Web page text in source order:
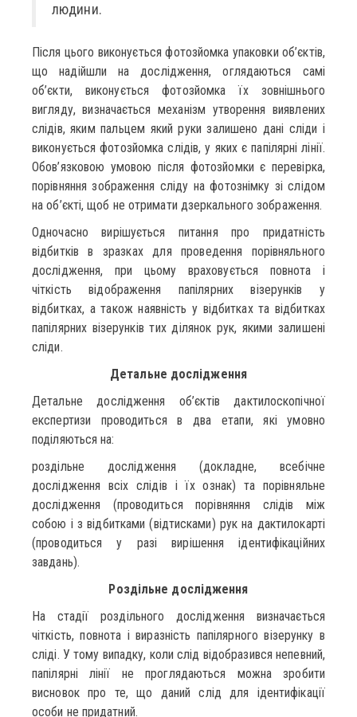
людини.
Після цього виконується фотозйомка упаковки об’єктів,
що надійшли на дослідження, оглядаються самі
об’єкти, виконується фотозйомка їх зовнішнього
вигляду, визначається механізм утворення виявлених
слідів, яким пальцем який руки залишено дані сліди і
виконується фотозйомка слідів, у яких є папілярні лінії.
Обов’язковою умовою після фотозйомки є перевірка,
порівняння зображення сліду на фотознімку зі слідом
на об’єкті, щоб не отримати дзеркального зображення.
Одночасно вирішується питання про придатність
відбитків в зразках для проведення порівняльного
дослідження, при цьому враховується повнота і
чіткість відображення папілярних візерунків у
відбитках, а також наявність у відбитках та відбитках
папілярних візерунків тих ділянок рук, якими залишені
сліди.
Детальне дослідження
Детальне дослідження об’єктів дактилоскопічної
експертизи проводиться в два етапи, які умовно
поділяються на:
роздільне дослідження (докладне, всебічне
дослідження всіх слідів і їх ознак) та порівняльне
дослідження (проводиться порівняння слідів між
собою і з відбитками (відтисками) рук на дактилокарті
(проводиться у разі вирішення ідентифікаційних
завдань).
Роздільне дослідження
На стадії роздільного дослідження визначається
чіткість, повнота і виразність папілярного візерунку в
сліді. У тому випадку, коли слід відобразився непевний,
папілярні лінії не проглядаються можна зробити
висновок про те, що даний слід для ідентифікації
особи не придатний.